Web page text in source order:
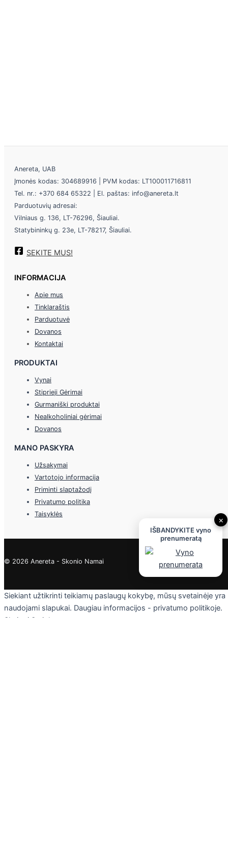
Anereta, UAB
Įmonės kodas: 304689916 | PVM kodas: LT100011716811
Tel. nr.: +370 684 65322 | El. paštas: info@anereta.lt
Parduotuvių adresai:
Vilniaus g. 136, LT-76296, Šiauliai.
Statybininkų g. 23e, LT-78217, Šiauliai.
SEKITE MUS!
INFORMACIJA
Apie mus
Tinklaraštis
Parduotuvė
Dovanos
Kontaktai
PRODUKTAI
Vynai
Stiprieji Gėrimai
Gurmaniški produktai
Nealkoholiniai gėrimai
Dovanos
MANO PASKYRA
Užsakymai
Vartotojo informacija
Priminti slaptažodį
Privatumo politika
Taisyklės
© 2026 Anereta - Skonio Namai
Siekiant užtikrinti teikiamų paslaugų kokybę, mūsų svetainėje yra
naudojami slapukai. Daugiau informacijos - privatumo politikoje.
Skaityti Sutinku
×
IŠBANDYKITE vyno
prenumeratą